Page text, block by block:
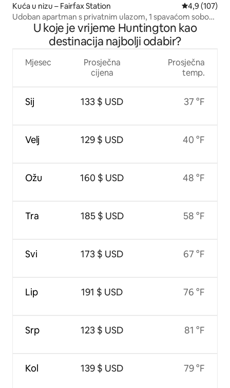
Kuća u nizu – Fairfax Station Prosječna
4,9 (107)
Udoban apartman s privatnim ulazom, 1 spavaćom sobom
i 1 kupaonicom, u blizini GMU-a i DC-a
U koje je vrijeme Huntington kao
destinacija najbolji odabir?
Mjesec
Sij
Velj
Ožu
Tra
Svi
Lip
Srp
Kol
Prosječna
cijena
133 $ USD
129 $ USD
160 $ USD
185 $ USD
173 $ USD
191 $ USD
123 $ USD
139 $ USD
Prosječna
temp.
37 °F
40 °F
48 °F
58 °F
67 °F
76 °F
81 °F
79 °F